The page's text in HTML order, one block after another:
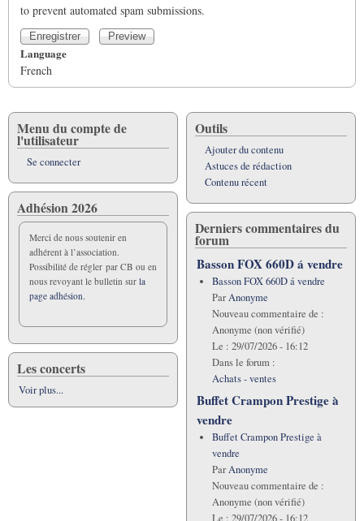
to prevent automated spam submissions.
Language
French
Menu du compte de
l'utilisateur
Se connecter
Adhésion 2026
Merci de nous soutenir en
adhérent à l’association.
Possibilité de régler par CB ou en
nous revoyant le bulletin sur la
page adhésion.
Les concerts
Voir plus...
Outils
Ajouter du contenu
Astuces de rédaction
Contenu récent
Derniers commentaires du
forum
Basson FOX 660D á vendre
Basson FOX 660D á vendre
ParAnonyme
Nouveau commentaire de :
Anonyme (non vérifié)
Le : 29/07/2026 - 16:12
Dans le forum :
Achats - ventes
Buffet Crampon Prestige à
vendre
Buffet Crampon Prestige à
vendre
ParAnonyme
Nouveau commentaire de :
Anonyme (non vérifié)
Le : 29/07/2026 - 16:12